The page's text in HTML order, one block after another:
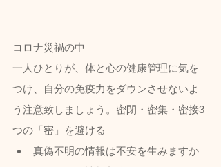
コロナ災禍の中
一人ひとりが、体と心の健康管理に気を
つけ、自分の免疫力をダウンさせないよ
う注意致しましょう。密閉・密集・密接3
つの「密」を避ける
真偽不明の情報は不安を生みますか